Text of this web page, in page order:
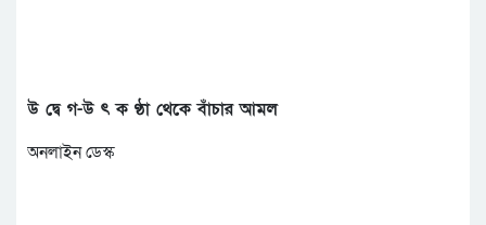
উ দ্বে গ-উ ৎ ক ণ্ঠা থেকে বাঁচার আমল
অনলাইন ডেস্ক